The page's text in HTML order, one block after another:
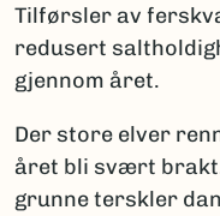
Tilførsler av
redusert
gjennom året.
Der store elver
året bli svært
grunne terskler